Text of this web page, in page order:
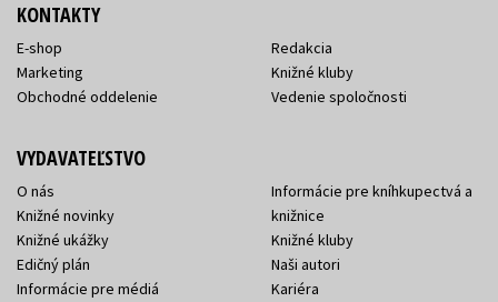
KONTAKTY
E-shop
Marketing
Obchodné oddelenie
Redakcia
Knižné kluby
Vedenie spoločnosti
VYDAVATEĽSTVO
O nás
Knižné novinky
Knižné ukážky
Edičný plán
Informácie pre médiá
Informácie pre kníhkupectvá a
knižnice
Knižné kluby
Naši autori
Kariéra